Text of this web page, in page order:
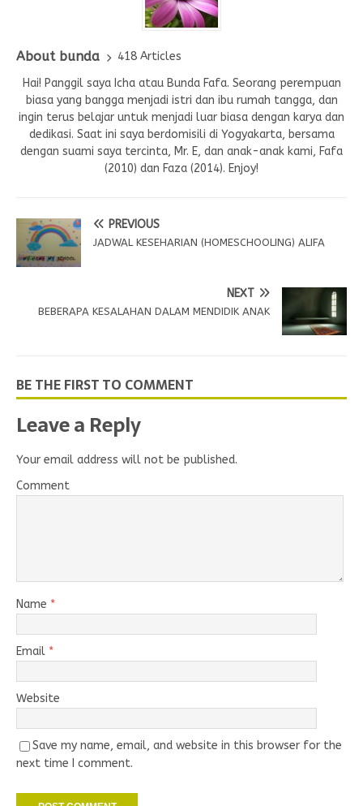
About bunda
418 Articles
Hai! Panggil saya Icha atau Bunda Fafa. Seorang perempuan
biasa yang bangga menjadi istri dan ibu rumah tangga, dan
ingin terus belajar untuk menjadi luar biasa dengan karya dan
dedikasi. Saat ini saya berdomisili di Yogyakarta, bersama
dengan suami saya tercinta, Mr. E, dan anak-anak kami, Fafa
(2010) dan Faza (2014). Enjoy!
PREVIOUS
JADWAL KESEHARIAN (HOMESCHOOLING) ALIFA
NEXT
BEBERAPA KESALAHAN DALAM MENDIDIK ANAK
BE THE FIRST TO COMMENT
Leave a Reply
Your email address will not be published.
Comment
Name *
Email *
Website
Save my name, email, and website in this browser for the
next time I comment.